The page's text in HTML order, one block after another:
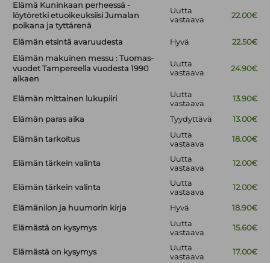
Elämä Kuninkaan perheessä -
löytöretki etuoikeuksiisi Jumalan
poikana ja tyttärenä
Uutta
vastaava
22.00€
Elämän etsintä avaruudesta Hyvä
22.50€
Elämän makuinen messu : Tuomas-
vuodet Tampereella vuodesta 1990
alkaen
Uutta
vastaava
24.90€
Elämän mittainen lukupiiri
Uutta
vastaava
13.90€
Elämän paras aika Tyydyttävä 13.00€
Elämän tarkoitus
Uutta
vastaava
18.00€
Elämän tärkein valinta
Uutta
vastaava
12.00€
Elämän tärkein valinta
Uutta
vastaava
12.00€
Elämänilon ja huumorin kirja Hyvä 18.90€
Elämästä on kysymys
Uutta
vastaava
15.60€
Elämästä on kysymys
Uutta
vastaava
17.00€